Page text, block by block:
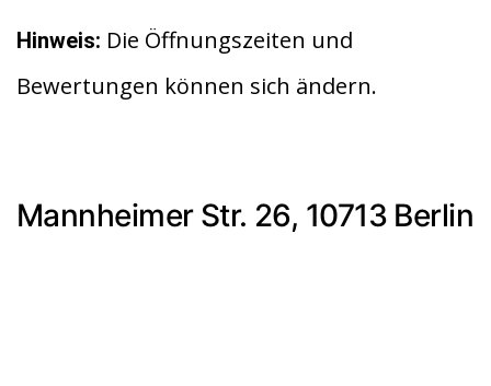
Hinweis: Die Öffnungszeiten und
Bewertungen können sich ändern.
Mannheimer Str. 26, 10713 Berlin